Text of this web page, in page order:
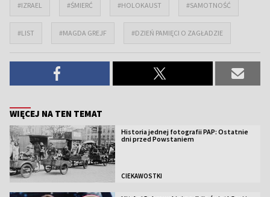
#IZRAEL #ŚMIERĆ #HOLOKAUST #SAMOTNOŚĆ
#LIST #MAGDA GREJF #DZIEŃ PAMIĘCI O ZAGŁADZIE
WIĘCEJ NA TEN TEMAT
Historia jednej fotografii PAP: Ostatnie
dni przed Powstaniem
CIEKAWOSTKI